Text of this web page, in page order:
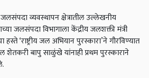
व्यवस्थापन क्षेत्रातील उल्लेखनीय
जलसंपदा विभागाला केंद्रीय जलशक्ती मंत्री
‘राष्ट्रीय जल अभियान पुरस्कारा’ने गौरविण्यात
शेतकरी बापु साळुंखे यांनाही प्रथम पुरस्काराने